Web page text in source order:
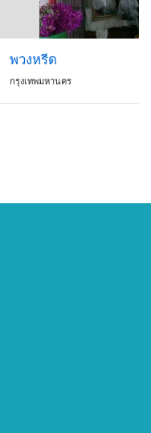
พวงหรีด
กรุงเทพมหานคร